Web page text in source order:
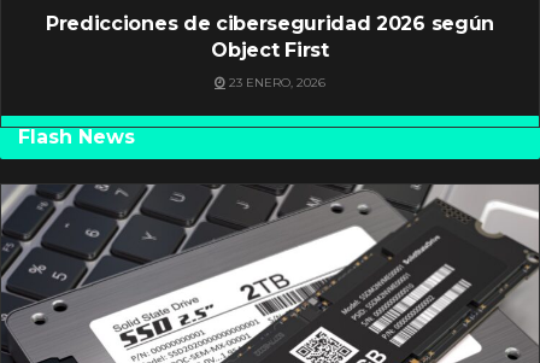
Predicciones de ciberseguridad 2026 según
Object First
23 ENERO, 2026
Flash News